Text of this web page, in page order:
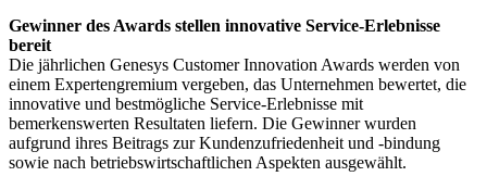
Gewinner des Awards stellen innovative Service-Erlebnisse
bereit
Die jährlichen Genesys Customer Innovation Awards werden von
einem Expertengremium vergeben, das Unternehmen bewertet, die
innovative und bestmögliche Service-Erlebnisse mit
bemerkenswerten Resultaten liefern. Die Gewinner wurden
aufgrund ihres Beitrags zur Kundenzufriedenheit und -bindung
sowie nach betriebswirtschaftlichen Aspekten ausgewählt.